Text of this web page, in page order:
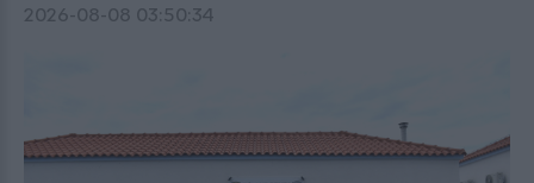
2026-08-08 03:50:34